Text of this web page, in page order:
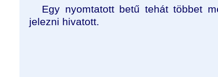
Egy nyomtatott betű tehát többet
jelezni hivatott.